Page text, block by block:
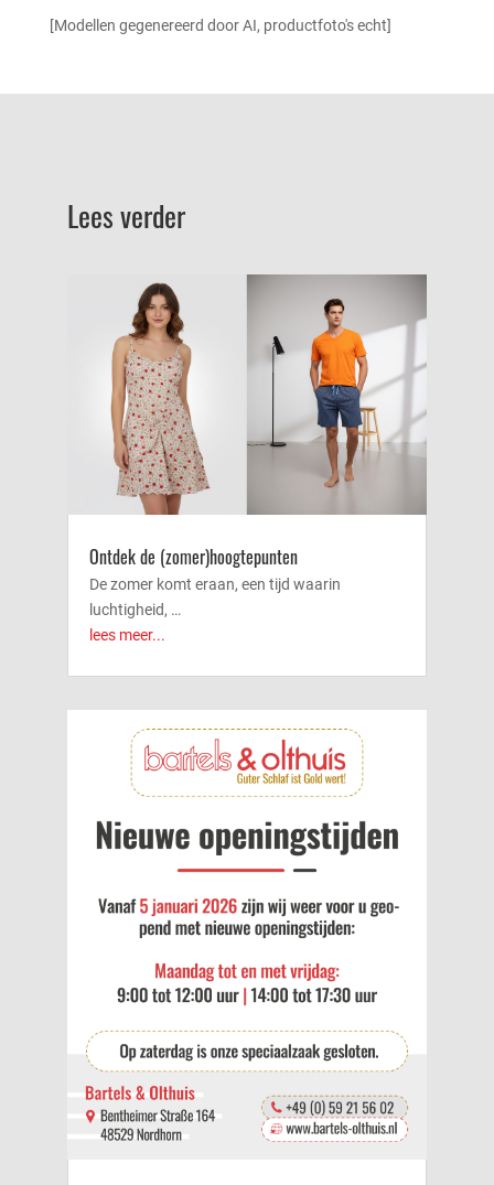
[Modellen gegenereerd door AI, productfoto's echt]
Lees verder
Ontdek de (zomer)hoogtepunten
De zomer komt eraan, een tijd waarin
luchtigheid, …
lees meer...